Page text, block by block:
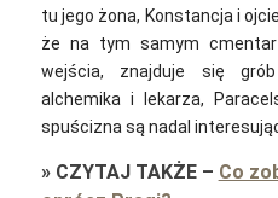
tu jego żona, Konstancja i
że na tym samym
wejścia, znajduje się grób
alchemika i lekarza,
spuścizna są nadal
» CZYTAJ TAKŻE– Co